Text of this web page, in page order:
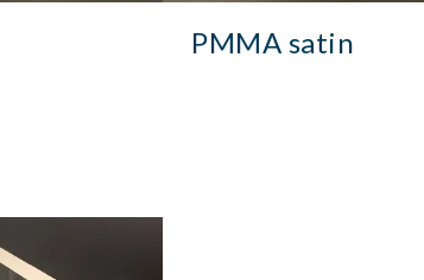
PMMA satin